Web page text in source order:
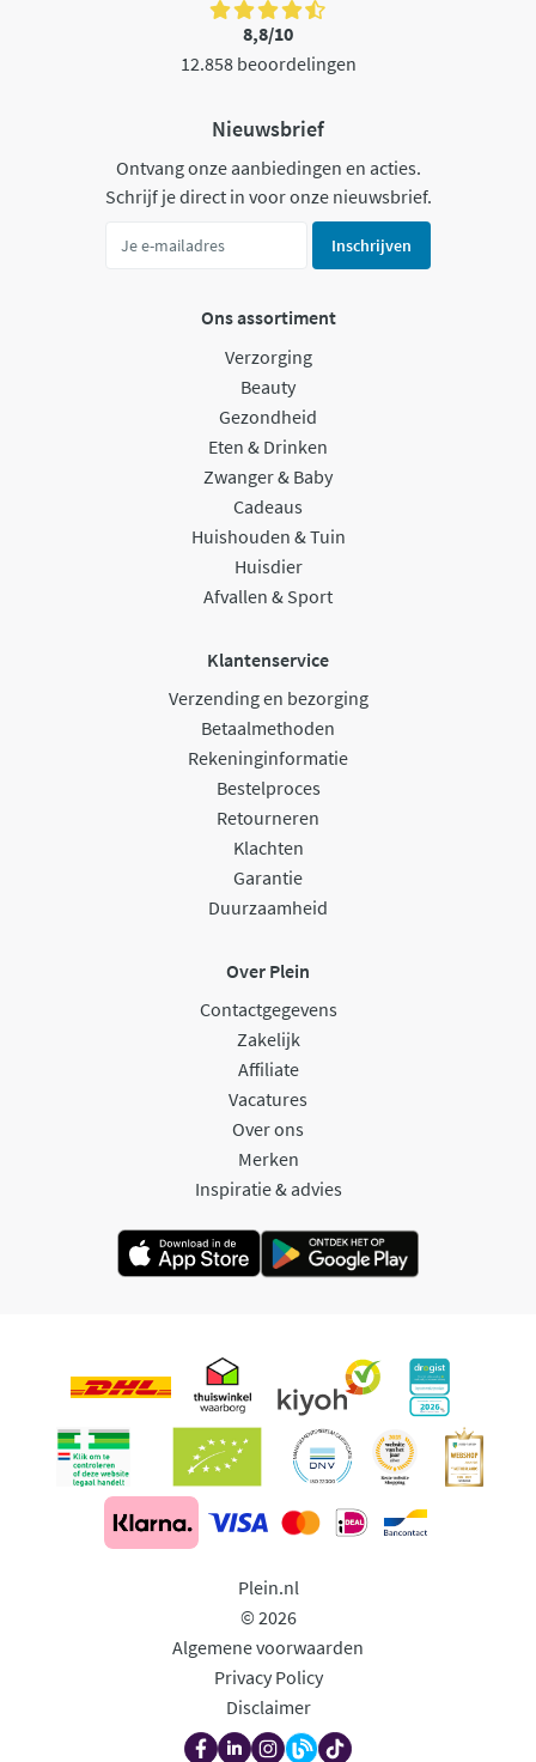
8,8/10
12.858 beoordelingen
Nieuwsbrief
Ontvang onze aanbiedingen en acties.
Schrijf je direct in voor onze nieuwsbrief.
Inschrijven
Ons assortiment
Verzorging
Beauty
Gezondheid
Eten & Drinken
Zwanger & Baby
Cadeaus
Huishouden & Tuin
Huisdier
Afvallen & Sport
Klantenservice
Verzending en bezorging
Betaalmethoden
Rekeninginformatie
Bestelproces
Retourneren
Klachten
Garantie
Duurzaamheid
Over Plein
Contactgegevens
Zakelijk
Affiliate
Vacatures
Over ons
Merken
Inspiratie & advies
Plein.nl
© 2026
Algemene voorwaarden
Privacy Policy
Disclaimer